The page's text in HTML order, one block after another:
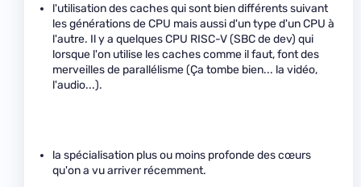
l'utilisation des caches qui sont bien différents suivant
les générations de CPU mais aussi d'un type d'un CPU à
l'autre. Il y a quelques CPU RISC-V (SBC de dev) qui
lorsque l'on utilise les caches comme il faut, font des
merveilles de parallélisme (Ça tombe bien... la vidéo,
l'audio...).
la spécialisation plus ou moins profonde des cœurs
qu'on a vu arriver récemment.